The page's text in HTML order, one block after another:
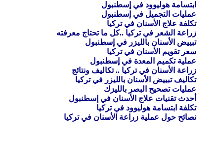
ابتسامة هوليوود في إسطنبول
عمليات التجميل في إسطنبول
تكلفة علاج الأسنان في تركيا
زراعة الشعر في تركيا ..كل ما تحتاج معرفته
تبييض الأسنان بالليزر في إسطنبول
سعر تقويم الأسنان في تركيا
عملية تكميم المعدة في إسطنبول
زراعة الأسنان في تركيا .. تكاليف ونتائج
تكاليف تبييض الأسنان بالليزر في تركيا
عمليات تصحيح البصر بالليزك
أحدث تقنيات علاج الأسنان في إسطنبول
تكلفة ابتسامة هوليوود في تركيا
نصائح حول عملية زراعة الأسنان في تركيا